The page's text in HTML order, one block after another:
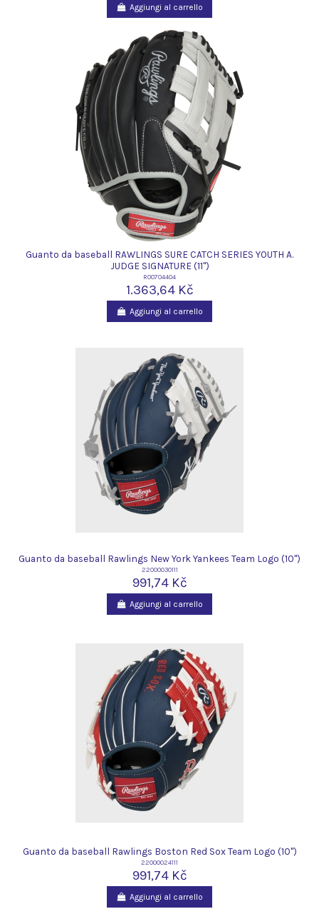
Aggiungi al carrello
Guanto da baseball RAWLINGS SURE CATCH SERIES YOUTH A.
JUDGE SIGNATURE (11")
R00704404
1.363,64 Kč
Aggiungi al carrello
Guanto da baseball Rawlings New York Yankees Team Logo (10")
22000030111
991,74 Kč
Aggiungi al carrello
Guanto da baseball Rawlings Boston Red Sox Team Logo (10")
22000024111
991,74 Kč
Aggiungi al carrello